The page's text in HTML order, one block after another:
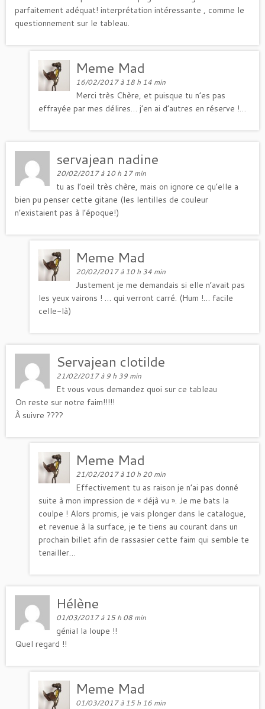
parfaitement adéquat! interprétation intéressante , comme le
questionnement sur le tableau.
Meme Mad
16/02/2017 à 18 h 14 min
Merci très Chère, et puisque tu n’es pas
effrayée par mes délires… j’en ai d’autres en réserve !…
servajean nadine
20/02/2017 à 10 h 17 min
tu as l’oeil très chère, mais on ignore ce qu’elle a
bien pu penser cette gitane (les lentilles de couleur
n’existaient pas à l’époque!)
Meme Mad
20/02/2017 à 10 h 34 min
Justement je me demandais si elle n’avait pas
les yeux vairons ! … qui verront carré. (Hum !… facile
celle-là)
Servajean clotilde
21/02/2017 à 9 h 39 min
Et vous vous demandez quoi sur ce tableau
On reste sur notre faim!!!!!
À suivre ????
Meme Mad
21/02/2017 à 10 h 20 min
Effectivement tu as raison je n’ai pas donné
suite à mon impression de « déjà vu ». Je me bats la
coulpe ! Alors promis, je vais plonger dans le catalogue,
et revenue à la surface, je te tiens au courant dans un
prochain billet afin de rassasier cette faim qui semble te
tenailler…
Hélène
01/03/2017 à 15 h 08 min
génial la loupe !!
Quel regard !!
Meme Mad
01/03/2017 à 15 h 16 min